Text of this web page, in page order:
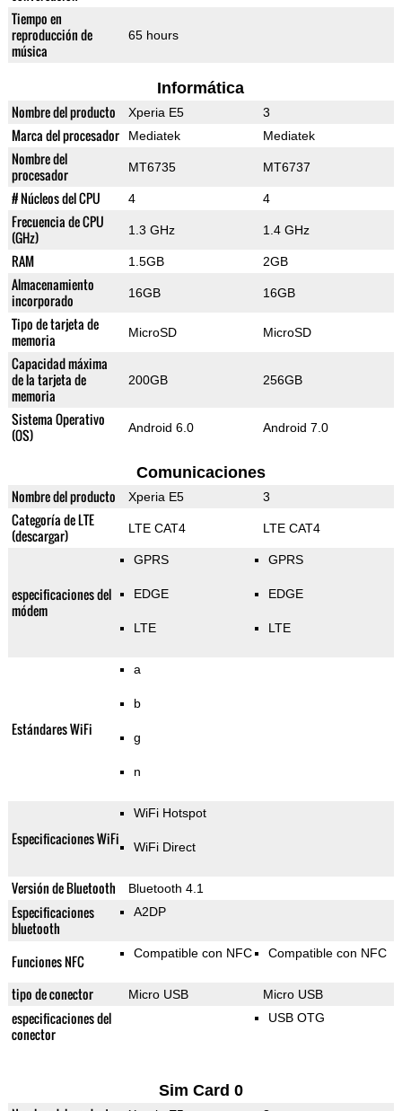
Tiempo en
reproducción de
música
65 hours
Informática
Nombre del producto Xperia E5 3
Marca del procesador Mediatek Mediatek
Nombre del
procesador
MT6735 MT6737
# Núcleos del CPU 4 4
Frecuencia de CPU
(GHz)
1.3 GHz 1.4 GHz
RAM 1.5GB 2GB
Almacenamiento
incorporado
16GB 16GB
Tipo de tarjeta de
memoria
MicroSD MicroSD
Capacidad máxima
de la tarjeta de
memoria
200GB 256GB
Sistema Operativo
(OS)
Android 6.0 Android 7.0
Comunicaciones
Nombre del producto Xperia E5 3
Categoría de LTE
(descargar)
LTE CAT4 LTE CAT4
especificaciones del
módem
GPRS
EDGE
LTE
GPRS
EDGE
LTE
Estándares WiFi
a
b
g
n
Especificaciones WiFi
WiFi Hotspot
WiFi Direct
Versión de Bluetooth Bluetooth 4.1
Especificaciones
bluetooth
A2DP
Funciones NFC Compatible con NFC Compatible con NFC
tipo de conector Micro USB Micro USB
especificaciones del
conector
USB OTG
Sim Card 0